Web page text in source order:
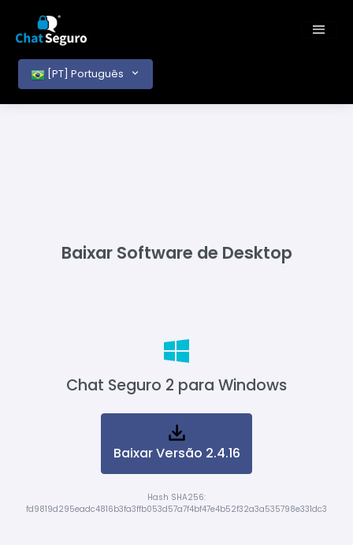
[PT] Português
Baixar Software de Desktop
Chat Seguro 2 para Windows
Baixar Versão 2.4.16
Hash SHA256:
fd9819d295eadc4816b3fa3ffb053d57a7f4bf47e4b52f32a3a535798e331dc3